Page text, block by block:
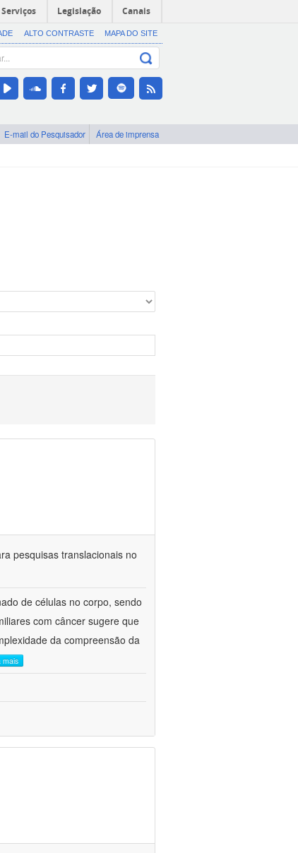
Serviços Legislação Canais
ALTO CONTRASTE MAPA DO SITE
E-mail do Pesquisador Área de imprensa
pesquisas translacionais no
de células no corpo, sendo
com câncer sugere que
da compreensão da
mais